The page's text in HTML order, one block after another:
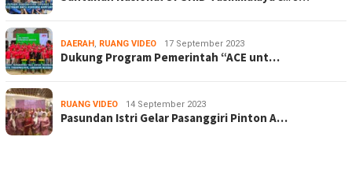
DAERAH, RUANG VIDEO 17 September 2023
Dukung Program Pemerintah “ACE unt…
RUANG VIDEO 14 September 2023
Pasundan Istri Gelar Pasanggiri Pinton A…